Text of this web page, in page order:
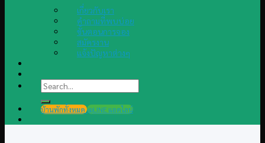
เกี่ยวกับเรา
คำถามที่พบบ่อย
ขั้นตอนการจอง
สมัครงาน
แจ้งปัญหาต่างๆ
Search
for:
บ้านพักทั้งหมด @LINE แอดไลน์